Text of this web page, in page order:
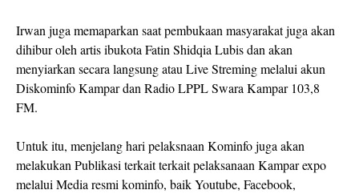
Irwan juga memaparkan saat pembukaan masyarakat juga akan
dihibur oleh artis ibukota Fatin Shidqia Lubis dan akan
menyiarkan secara langsung atau Live Streming melalui akun
Diskominfo Kampar dan Radio LPPL Swara Kampar 103,8
FM.
Untuk itu, menjelang hari pelaksnaan Kominfo juga akan
melakukan Publikasi terkait terkait pelaksanaan Kampar expo
melalui Media resmi kominfo, baik Youtube, Facebook,